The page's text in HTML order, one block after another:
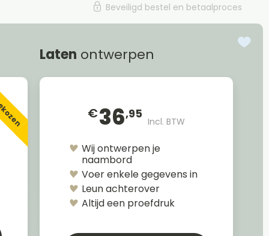
Beveiligd bestel en betaalproces
Laten ontwerpen
€36,95
Incl. BTW
Wij ontwerpen je
naambord
Voer enkele gegevens in
Leun achterover
Altijd een proefdruk